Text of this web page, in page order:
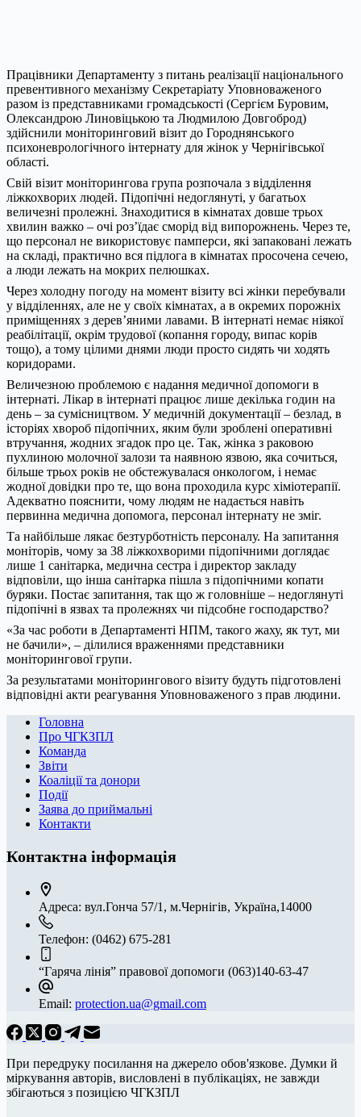
Працівники Департаменту з питань реалізації національного
превентивного механізму Секретаріату Уповноваженого
разом із представниками громадськості (Сергієм Буровим,
Олександрою Линовіцькою та Людмилою Довгоброд)
здійснили моніторинговий візит до Городнянського
психоневрологічного інтернату для жінок у Чернігівської
області.
Свій візит моніторингова група розпочала з відділення
ліжкохворих людей. Підопічні недоглянуті, у багатьох
величезні пролежні. Знаходитися в кімнатах довше трьох
хвилин важко – очі роз’їдає сморід від випорожнень. Через те,
що персонал не використовує памперси, які запаковані лежать
на складі, практично вся підлога в кімнатах просочена сечею,
а люди лежать на мокрих пелюшках.
Через холодну погоду на момент візиту всі жінки перебували
у відділеннях, але не у своїх кімнатах, а в окремих порожніх
приміщеннях з дерев’яними лавами. В інтернаті немає ніякої
реабілітації, окрім трудової (копання городу, випас корів
тощо), а тому цілими днями люди просто сидять чи ходять
коридорами.
Величезною проблемою є надання медичної допомоги в
інтернаті. Лікар в інтернаті працює лише декілька годин на
день – за сумісництвом. У медичній документації – безлад, в
історіях хвороб підопічних, яким були зроблені оперативні
втручання, жодних згадок про це. Так, жінка з раковою
пухлиною молочної залози та наявною язвою, яка сочиться,
більше трьох років не обстежувалася онкологом, і немає
жодної довідки про те, що вона проходила курс хіміотерапії.
Адекватно пояснити, чому людям не надається навіть
первинна медична допомога, персонал інтернату не зміг.
Та найбільше лякає безтурботність персоналу. На запитання
моніторів, чому за 38 ліжкохворими підопічними доглядає
лише 1 санітарка, медична сестра і директор закладу
відповіли, що інша санітарка пішла з підопічними копати
буряки. Постає запитання, так що ж головніше – недоглянуті
підопічні в язвах та пролежнях чи підсобне господарство?
«За час роботи в Департаменті НПМ, такого жаху, як тут, ми
не бачили», – ділилися враженнями представники
моніторингової групи.
За результатами моніторингового візиту будуть підготовлені
відповідні акти реагування Уповноваженого з прав людини.
Головна
Про ЧГКЗПЛ
Команда
Звіти
Коаліції та донори
Події
Заява до приймальні
Контакти
Контактна інформація
Адреса: вул.Гонча 57/1, м.Чернігів, Україна,14000
Телефон: (0462) 675-281
“Гаряча лінія” правової допомоги (063)140-63-47
Email: protection.ua@gmail.com
При передруку посилання на джерело обов'язкове. Думки й
міркування авторів, висловлені в публікаціях, не завжди
збігаються з позицією ЧГКЗПЛ